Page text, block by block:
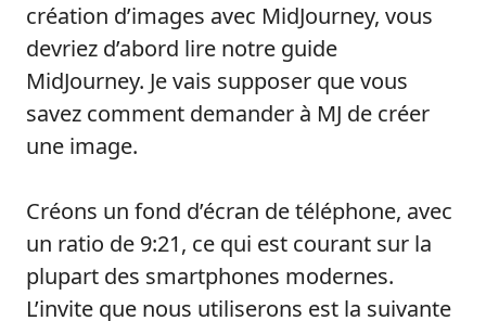
création d’images avec MidJourney, vous
devriez d’abord lire notre guide
MidJourney. Je vais supposer que vous
savez comment demander à MJ de créer
une image.
Créons un fond d’écran de téléphone, avec
un ratio de 9:21, ce qui est courant sur la
plupart des smartphones modernes.
L’invite que nous utiliserons est la suivante